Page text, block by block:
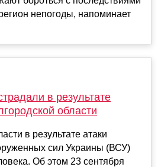
непогоды, напоминает
в результате
области
в результате атаки
сил Украины (ВСУ)
Об этом 23 сентября